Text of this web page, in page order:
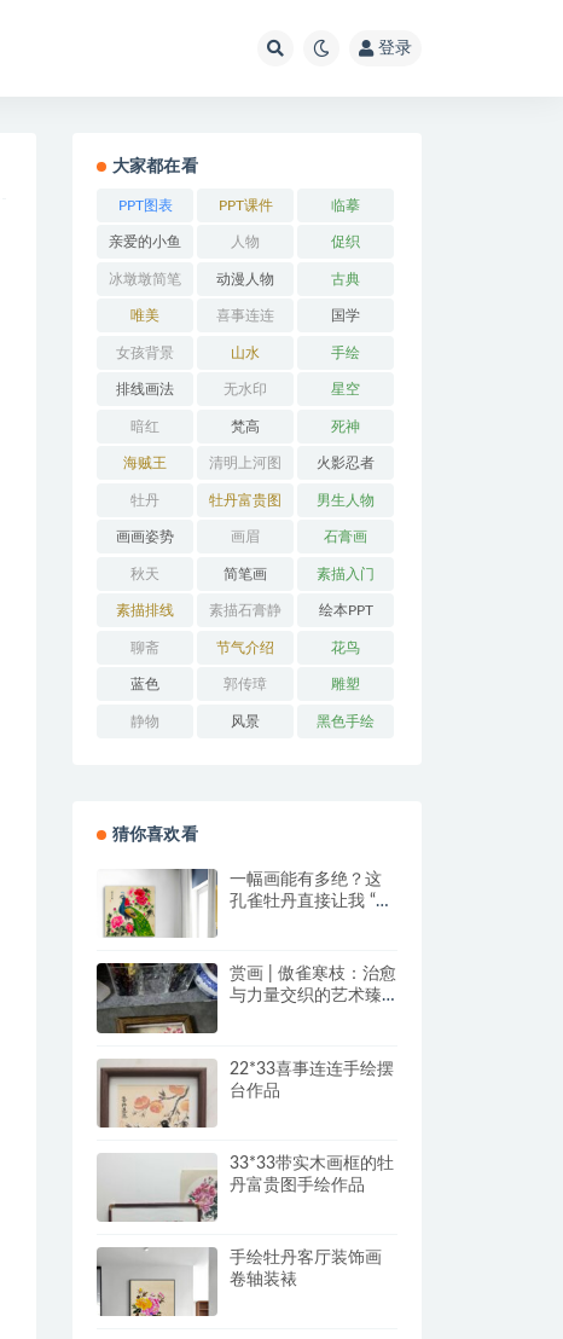
登录
大家都在看
PPT图表 PPT课件 临摹
亲爱的小鱼 人物 促织
冰墩墩简笔
画
动漫人物 古典
唯美 喜事连连 国学
女孩背景 山水 手绘
排线画法 无水印 星空
暗红 梵高 死神
海贼王 清明上河图 火影忍者
牡丹 牡丹富贵图 男生人物
画画姿势 画眉 石膏画
秋天 简笔画 素描入门
素描排线 素描石膏静
物
绘本PPT
聊斋 节气介绍 花鸟
蓝色 郭传璋 雕塑
静物 风景 黑色手绘
猜你喜欢看
一幅画能有多绝？这
孔雀牡丹直接让我 “哇
赏画 | 傲雀寒枝：治愈
与力量交织的艺术臻
22*33喜事连连手绘摆
台作品
33*33带实木画框的牡
丹富贵图手绘作品
手绘牡丹客厅装饰画
卷轴装裱